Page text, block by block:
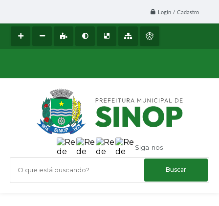
Login / Cadastro
Siga-nos
O que está buscando?